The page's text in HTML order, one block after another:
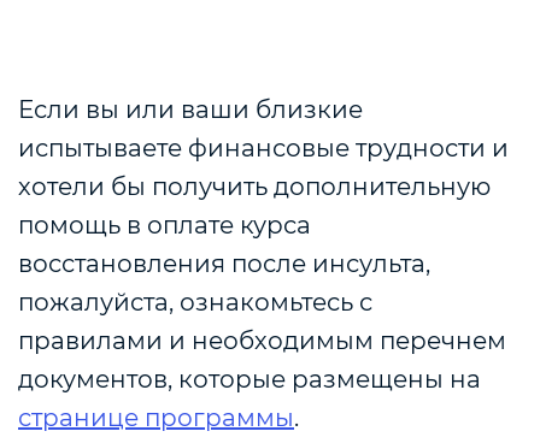
Если вы или ваши близкие
испытываете финансовые трудности и
хотели бы получить дополнительную
помощь в оплате курса
восстановления после инсульта,
пожалуйста, ознакомьтесь с
правилами и необходимым перечнем
документов, которые размещены на
странице программы.